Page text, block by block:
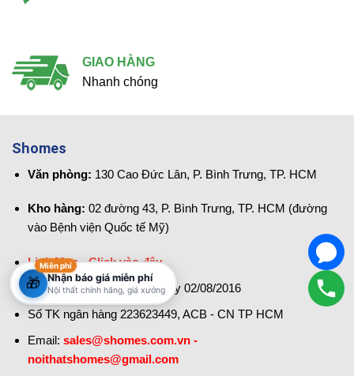
GIAO HÀNG
Nhanh chóng
Shomes
Văn phòng: 130 Cao Đức Lân, P. Bình Trưng, TP. HCM
Kho hàng: 02 đường 43, P. Bình Trưng, TP. HCM (đường
vào Bệnh viện Quốc tế Mỹ)
Link Map - Click vào đây
MST: 0313943958 - Cấp ngày 02/08/2016
Số TK ngân hàng 223623449, ACB - CN TP HCM
Email: sales@shomes.com.vn -
noithatshomes@gmail.com
Miễn phí
🎁 Nhận báo giá miễn phí
Nội thất chính hãng, giá xưởng